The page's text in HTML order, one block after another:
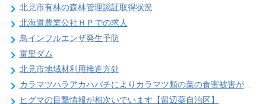
北見市有林の森林管理認証取得状況
北海道農業公社ＨＰでの求人
鳥インフルエンザ発生予防
富里ダム
北見市地域材利用推進方針
カラマツハラアカハバチによりカラマツ類の葉の食害被害が発生することがあります
ヒグマの目撃情報が相次いでいます【留辺蘂自治区】